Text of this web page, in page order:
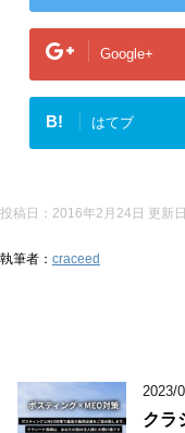
Google+
B! はてブ
投稿日：2016年2月24日 更新日
執筆者： craceed
2023/
クラ